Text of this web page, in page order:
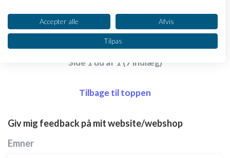
Side 1 ud af 1 (7 indlæg)
Tilbage til toppen
Giv mig feedback på mit website/webshop
Emner
Se partnerliste (2 IAB-leverandører)
Vi bruger dine data til følgende formål:
IAB's behandlingsformål:
Opbevare og/eller tilgå oplysninger på en
Bruge begrænsede oplysninger til at vælge
Oprette profiler til tilpasset annoncering
Bruge profiler til at vælge tilpasset
Accepter alle Afvis
Tilpas